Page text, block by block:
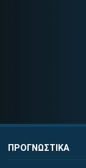
ΠΡΟΓΝΩΣΤΙΚΑ